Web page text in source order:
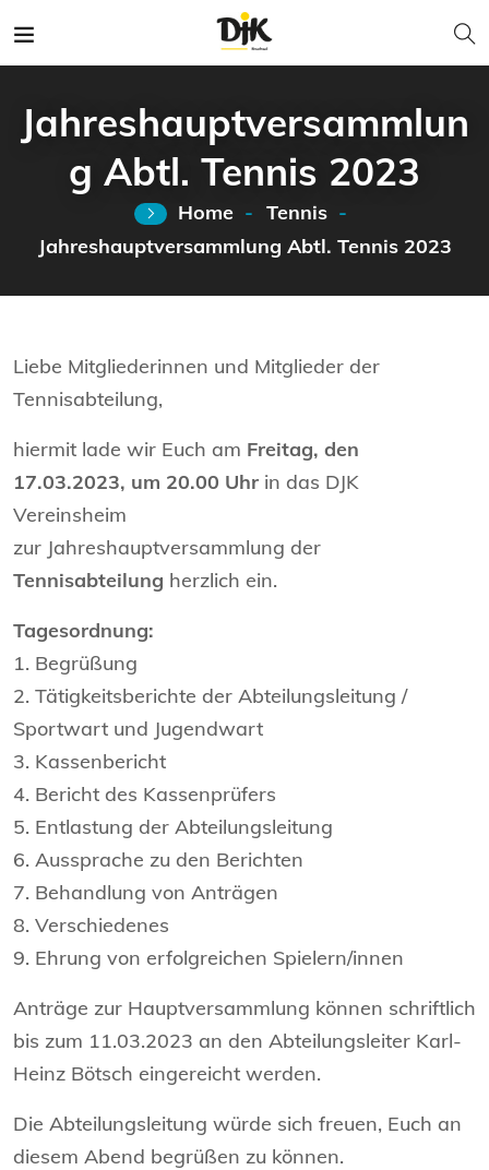
Jahreshauptversammlun
g Abtl. Tennis 2023
Home
Tennis
Jahreshauptversammlung Abtl. Tennis 2023
Liebe Mitgliederinnen und Mitglieder der
Tennisabteilung,
hiermit lade wir Euch am Freitag, den
17.03.2023, um 20.00 Uhr in das DJK
Vereinsheim
zur Jahreshauptversammlung der
Tennisabteilung herzlich ein.
Tagesordnung:
1. Begrüßung
2. Tätigkeitsberichte der Abteilungsleitung /
Sportwart und Jugendwart
3. Kassenbericht
4. Bericht des Kassenprüfers
5. Entlastung der Abteilungsleitung
6. Aussprache zu den Berichten
7. Behandlung von Anträgen
8. Verschiedenes
9. Ehrung von erfolgreichen Spielern/innen
Anträge zur Hauptversammlung können schriftlich
bis zum 11.03.2023 an den Abteilungsleiter Karl-
Heinz Bötsch eingereicht werden.
Die Abteilungsleitung würde sich freuen, Euch an
diesem Abend begrüßen zu können.